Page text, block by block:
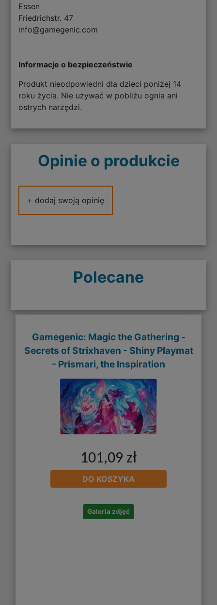
Essen
Friedrichstr. 47
info@gamegenic.com
Informacje o bezpieczeństwie
Produkt nieodpowiedni dla dzieci poniżej 14
roku życia. Nie używać w pobliżu ognia ani
ostrych narzędzi.
Opinie o produkcie
+ dodaj swoją opinię
Polecane
Gamegenic: Magic the Gathering -
Secrets of Strixhaven - Shiny Playmat
- Prismari, the Inspiration
101,09 zł
DO KOSZYKA
Galeria zdjęć